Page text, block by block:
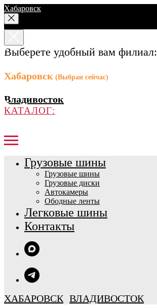
Хабаровск
Выберете удобный вам филиал:
Хабаровск (Выбран сейчас)
Владивосток
КАТАЛОГ:
Грузовые шины
Грузовые шины
Грузовые диски
Автокамеры
Ободные ленты
Легковые шины
Контакты
ХАБАРОВСК ВЛАДИВОСТОК